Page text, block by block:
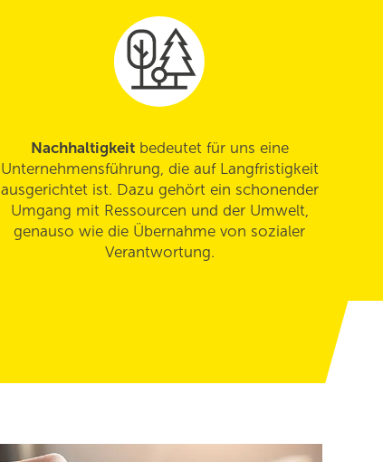
Nachhaltigkeitbedeutet für uns eine
Unternehmensführung, die auf Langfristigkeit
ausgerichtet ist. Dazu gehört ein schonender
Umgang mit Ressourcen und der Umwelt,
genauso wie die Übernahme von sozialer
Verantwortung.